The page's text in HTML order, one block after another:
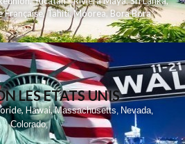
Française,Tahiti,Moorea, Bora Bora
LES ETATS UNIS
,Hawai,Massachusetts, Nevada,
Colorado,